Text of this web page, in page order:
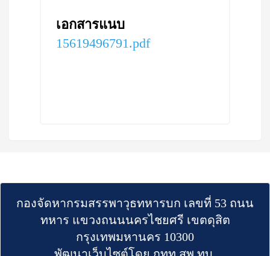
เอกสารแนบ
15619496791.pdf
กองจัดหากรมสรรพาวุธทหารบก เลขที่ 53 ถนน
ทหาร แขวงถนนนครไชยศรี เขตดุสิต
กรุงเทพมหานคร 10300